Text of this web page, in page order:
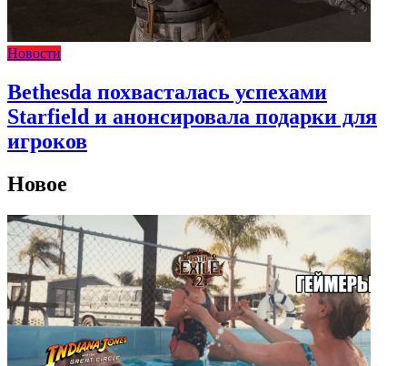
Новости
Bethesda похвасталась успехами
Starfield и анонсировала подарки для
игроков
Новое